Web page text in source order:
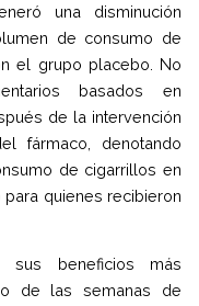
una disminución
de consumo de
el grupo placebo. No
basados en
de la intervención
fármaco, denotando
de cigarrillos en
quienes recibieron
sus beneficios más
de las semanas de